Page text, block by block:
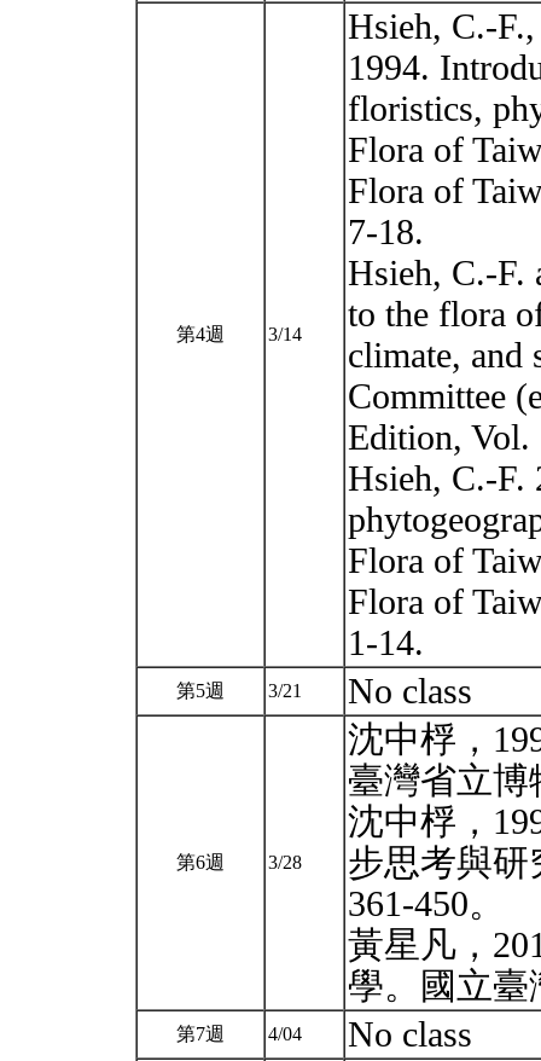
第4週 3/14
Hsieh, C.-
1994.
floristics,
Flora of
Flora of
7-18.
Hsieh, C.-F.
to the flora
climate, and
Committee
Edition, Vol.
Hsieh, C.-F.
Flora of
Flora of
1-14.
第5週 3/21 No class
第6週 3/28
沈中桴，
臺灣省立博
沈中桴，
步思考與研
361-450。
黃星凡，
學。國立臺
第7週 4/04 No class